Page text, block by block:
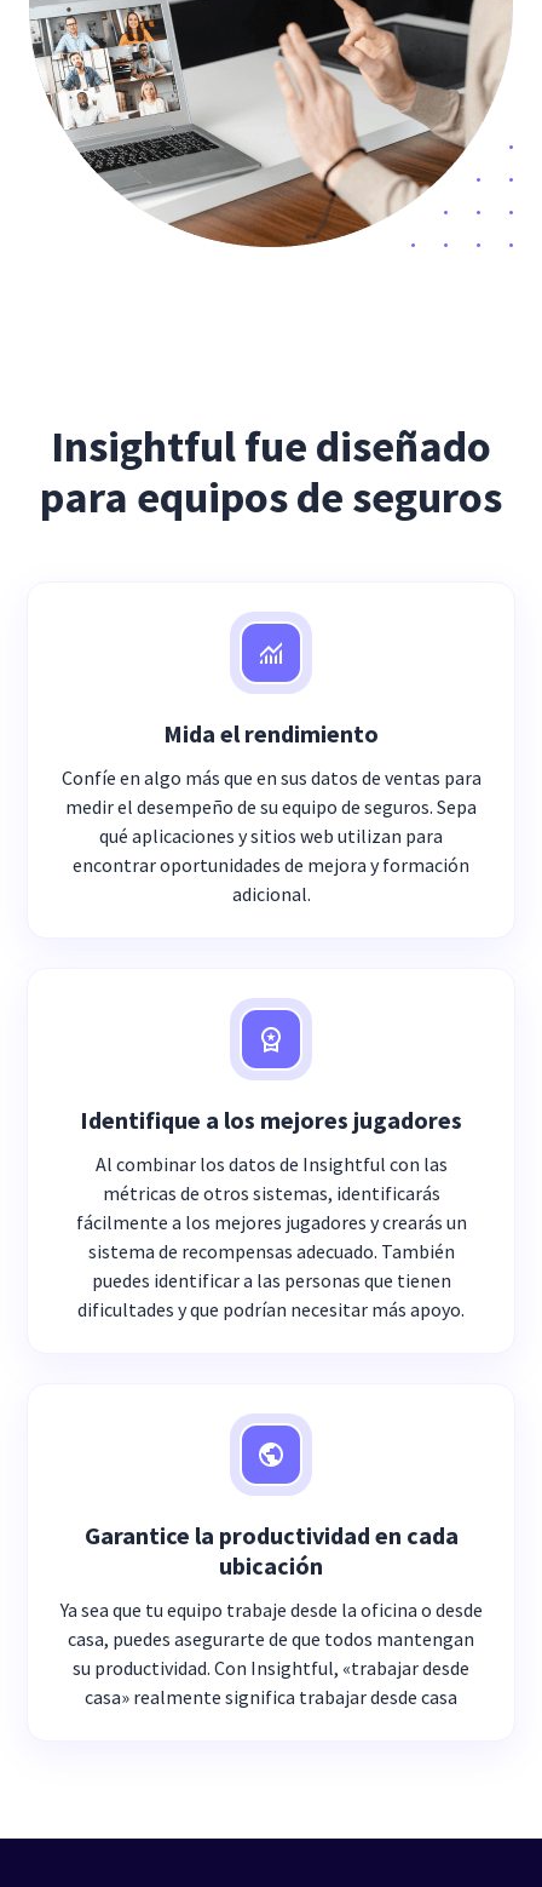
Insightful fue diseñado
para equipos de seguros
Mida el rendimiento
Confíe en algo más que en sus datos de ventas para
medir el desempeño de su equipo de seguros. Sepa
qué aplicaciones y sitios web utilizan para
encontrar oportunidades de mejora y formación
adicional.
Identifique a los mejores jugadores
Al combinar los datos de Insightful con las
métricas de otros sistemas, identificarás
fácilmente a los mejores jugadores y crearás un
sistema de recompensas adecuado. También
puedes identificar a las personas que tienen
dificultades y que podrían necesitar más apoyo.
Garantice la productividad en cada
ubicación
Ya sea que tu equipo trabaje desde la oficina o desde
casa, puedes asegurarte de que todos mantengan
su productividad. Con Insightful, «trabajar desde
casa» realmente significa trabajar desde casa